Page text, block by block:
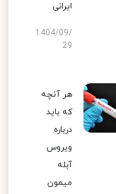
ایرانی
1404/09/
29
هر آنچه
که باید
درباره
ویروس
آبله
میمون